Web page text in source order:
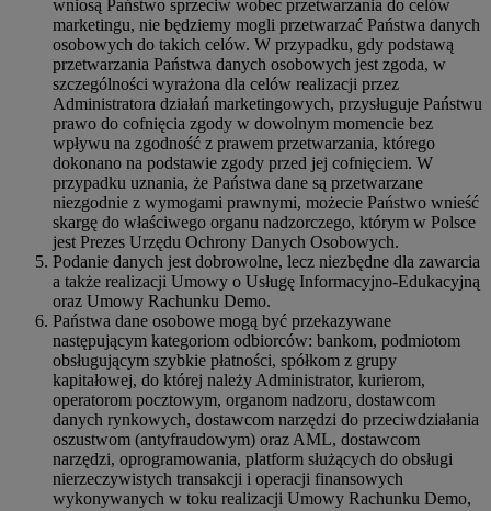
wniosą Państwo sprzeciw wobec przetwarzania do celów
marketingu, nie będziemy mogli przetwarzać Państwa danych
osobowych do takich celów. W przypadku, gdy podstawą
przetwarzania Państwa danych osobowych jest zgoda, w
szczególności wyrażona dla celów realizacji przez
Administratora działań marketingowych, przysługuje Państwu
prawo do cofnięcia zgody w dowolnym momencie bez
wpływu na zgodność z prawem przetwarzania, którego
dokonano na podstawie zgody przed jej cofnięciem. W
przypadku uznania, że Państwa dane są przetwarzane
niezgodnie z wymogami prawnymi, możecie Państwo wnieść
skargę do właściwego organu nadzorczego, którym w Polsce
jest Prezes Urzędu Ochrony Danych Osobowych.
Podanie danych jest dobrowolne, lecz niezbędne dla zawarcia
a także realizacji Umowy o Usługę Informacyjno-Edukacyjną
oraz Umowy Rachunku Demo.
Państwa dane osobowe mogą być przekazywane
następującym kategoriom odbiorców: bankom, podmiotom
obsługującym szybkie płatności, spółkom z grupy
kapitałowej, do której należy Administrator, kurierom,
operatorom pocztowym, organom nadzoru, dostawcom
danych rynkowych, dostawcom narzędzi do przeciwdziałania
oszustwom (antyfraudowym) oraz AML, dostawcom
narzędzi, oprogramowania, platform służących do obsługi
nierzeczywistych transakcji i operacji finansowych
wykonywanych w toku realizacji Umowy Rachunku Demo,